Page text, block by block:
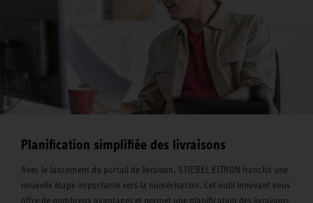
Planification simplifiée des livraisons
Avec le lancement du portail de livraison, STIEBEL ELTRON franchit une
nouvelle étape importante vers la numérisation. Cet outil innovant vous
offre de nombreux avantages et permet une planification des livraisons